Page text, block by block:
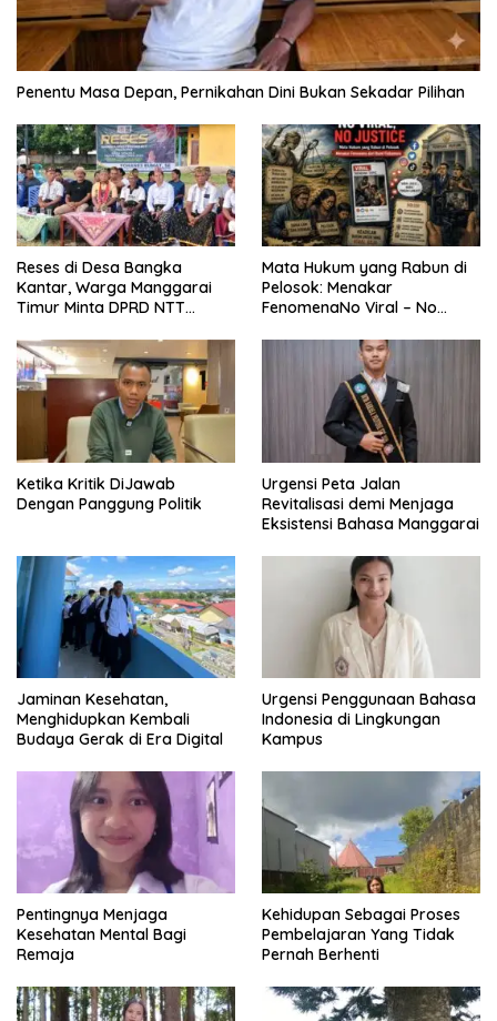
Penentu Masa Depan, Pernikahan Dini Bukan Sekadar Pilihan
Reses di Desa Bangka
Kantar, Warga Manggarai
Timur Minta DPRD NTT
Pergub Larangan Beli BBM
Bersubsidi Bagi Penunggak
Pajak
Mata Hukum yang Rabun di
Pelosok: Menakar
FenomenaNo Viral – No
Ketika Kritik DiJawab
Dengan Panggung Politik
Urgensi Peta Jalan
Revitalisasi demi Menjaga
Eksistensi Bahasa Manggarai
Jaminan Kesehatan,
Menghidupkan Kembali
Budaya Gerak di Era Digital
Urgensi Penggunaan Bahasa
Indonesia di Lingkungan
Kampus
Pentingnya Menjaga
Kesehatan Mental Bagi
Remaja
Kehidupan Sebagai Proses
Pembelajaran Yang Tidak
Pernah Berhenti